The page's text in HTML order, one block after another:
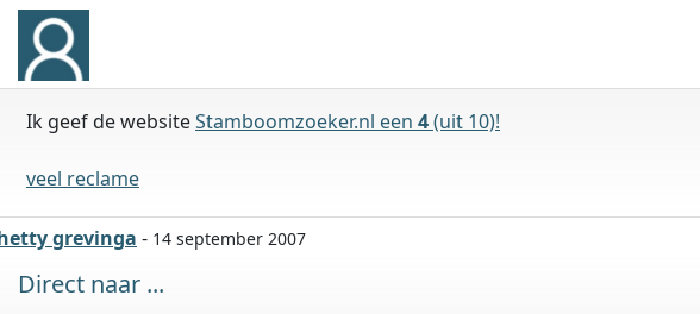
Ik geef de websiteStamboomzoeker.nl een 4(uit 10)!
veel reclame
grevinga - 14 september 2007
Direct naar ...